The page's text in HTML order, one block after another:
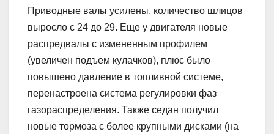
Приводные валы усилены, количество шлицов
выросло с 24 до 29. Еще у двигателя новые
распредвалы с измененным профилем
(увеличен подъем кулачков), плюс было
повышено давление в топливной системе,
перенастроена система регулировки фаз
газораспределения. Также седан получил
новые тормоза с более крупными дисками (на